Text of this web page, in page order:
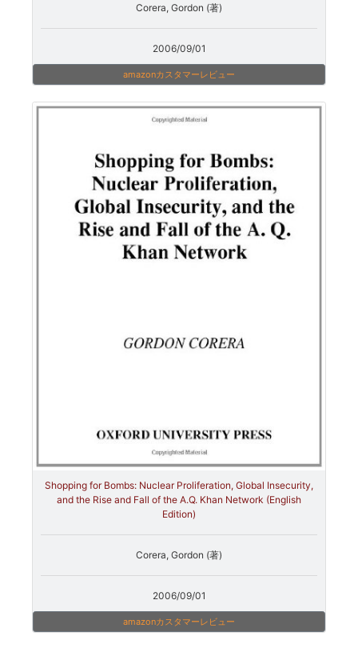
Corera, Gordon (著)
2006/09/01
amazonカスタマーレビュー
Shopping for Bombs: Nuclear Proliferation, Global Insecurity,
and the Rise and Fall of the A.Q. Khan Network (English
Edition)
Corera, Gordon (著)
2006/09/01
amazonカスタマーレビュー